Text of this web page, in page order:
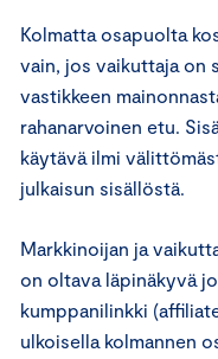
Kolmatta osapuolta
vain, jos vaikuttaja on
vastikkeen
rahanarvoinen etu.
käytävä ilmi
julkaisun sisällöstä.
Markkinoijan ja
on oltava läpinäkyvä
kumppanilinkki
ulkoisella kolmannen